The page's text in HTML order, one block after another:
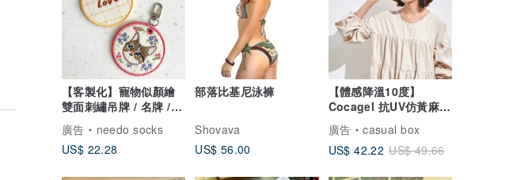
【客製化】寵物似顏繪
雙面刺繡吊牌 / 名牌 /
姓名電話
廣告
needo socks
US$ 22.28
部落比基尼泳褲
Shovava
US$ 56.00
【體感降溫10度】
Cocagel 抗UV仿黃麻遮
陽帽
廣告
casual box
US$ 42.22 US$ 49.66